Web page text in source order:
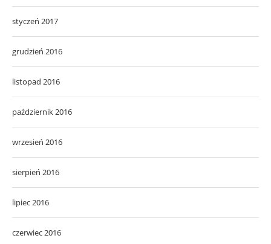
styczeń 2017
grudzień 2016
listopad 2016
październik 2016
wrzesień 2016
sierpień 2016
lipiec 2016
czerwiec 2016